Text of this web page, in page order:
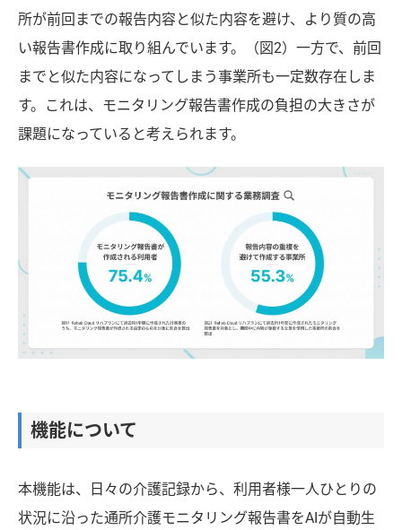
所が前回までの報告内容と似た内容を避け、より質の高
い報告書作成に取り組んでいます。
（図2） 一方で、前回
までと似た内容になってしまう事業所も一定数存在しま
す。これは、モニタリング報告書作成の負担の大きさが
課題になっていると考えられます。
機能について
本機能は、日々の介護記録から、利用者様一人ひとりの
状況に沿った通所介護モニタリング報告書をAIが自動生